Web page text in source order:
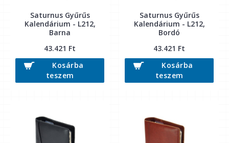
Saturnus Gyűrűs
Kalendárium - L212,
Barna
43.421 Ft
Kosárba
teszem
Saturnus Gyűrűs
Kalendárium - L212,
Bordó
43.421 Ft
Kosárba
teszem